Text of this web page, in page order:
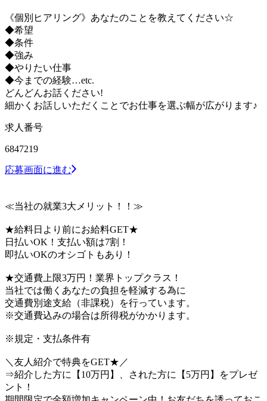
《個別ヒアリング》あなたのことを教えてください☆
◆希望
◆条件
◆強み
◆やりたい仕事
◆今までの経験…etc.
どんどんお話ください!
細かくお話しいただくことでお仕事を選ぶ幅が広がります♪
求人番号
6847219
応募画面に進む
≪当社の就業3大メリット！！≫
★給料日より前にお給料GET★
日払いOK！支払い額は7割！
即払いOKのオシゴトもあり！
★交通費上限3万円！業界トップクラス！
当社では働くあなたの負担を軽減する為に
交通費別途支給（非課税）を行っています。
※交通費込みの場合は所得税がかかります。
※規定・支払条件有
＼友人紹介で特典をGET★／
⇒紹介した方に【10万円】、された方に【5万円】をプレゼ
ント！